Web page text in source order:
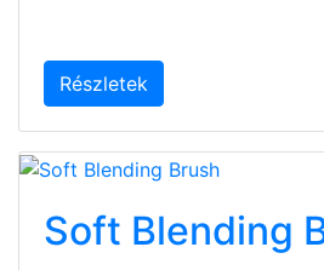
Részletek
Soft Blending